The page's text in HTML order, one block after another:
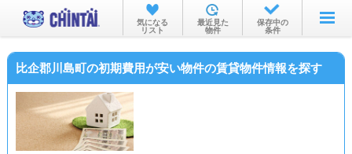
お部屋を探す
沿線・駅から
気になる
リスト
最近見た
物件
保存中の
条件
比企郡川島町の初期費用が安い物件の賃貸物件情報を探す